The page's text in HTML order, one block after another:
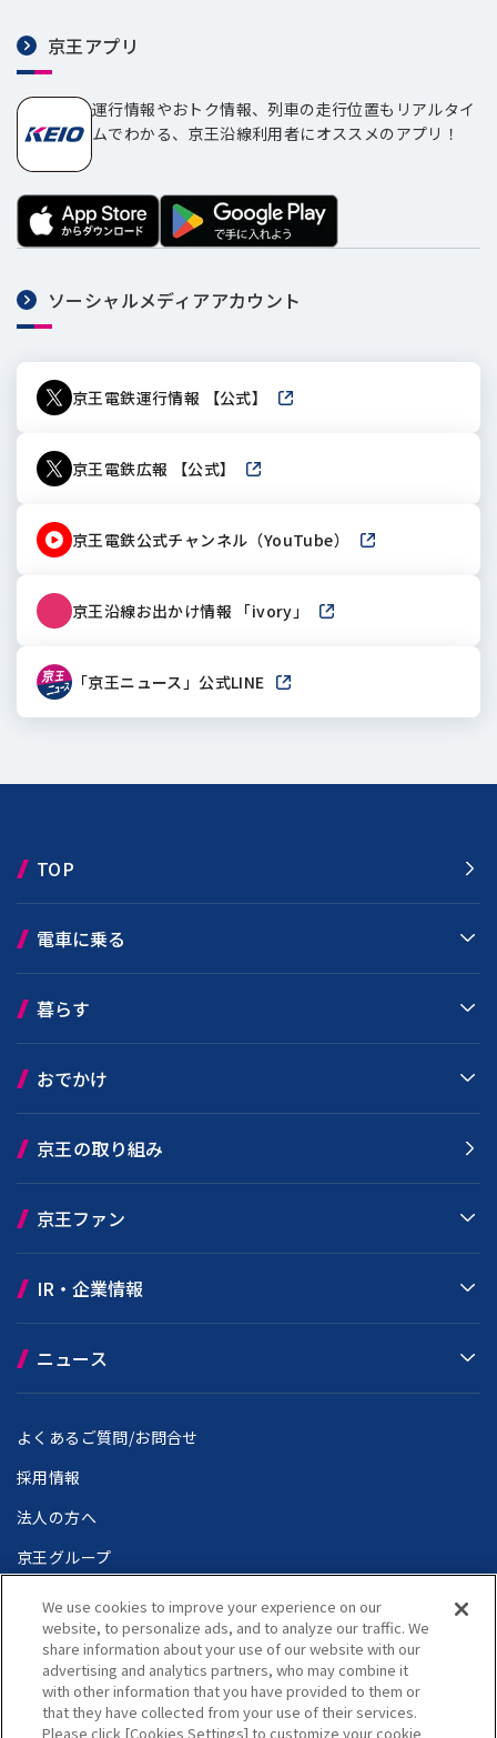
京王アプリ
運行情報やおトク情報、列車の走行位置もリアルタイ
ムでわかる、京王沿線利用者にオススメのアプリ！
ソーシャルメディアアカウント
京王電鉄運行情報 【公式】 新しいウィンドウで開きます
京王電鉄広報 【公式】 新しいウィンドウで開きます
京王電鉄公式チャンネル（YouTube） 新しいウィンドウ
京王沿線お出かけ情報 「ivory」 新しいウィンドウで開き
「京王ニュース」公式LINE 新しいウィンドウで開きます
TOP
電車に乗る
暮らす
おでかけ
京王の取り組み
京王ファン
IR・企業情報
ニュース
よくあるご質問/お問合せ
採用情報
法人の方へ
京王グループ
個人情報保護方針ウェブアクセシビリティ方針
サイトのご利用にあたってサイトマップ
Language
Copyright(C) Keio Corporation All rights reserved.
We use cookies to improve your experience on our
website, to personalize ads, and to analyze our traffic. We
share information about your use of our website with our
advertising and analytics partners, who may combine it
with other information that you have provided to them or
that they have collected from your use of their services.
Please click [Cookies Settings] to customize your cookie